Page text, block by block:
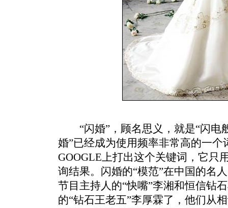
“闪婚”，顾名思义，就是“闪电
婚”已经成为使用频率非常高的一
GOOGLE上打出这个关键词，它只
询结果。闪婚的“模范”在中国的名
节目主持人的“快嘴”李湘和恒信钻
的“钻石王老五”李厚霖了，他们从